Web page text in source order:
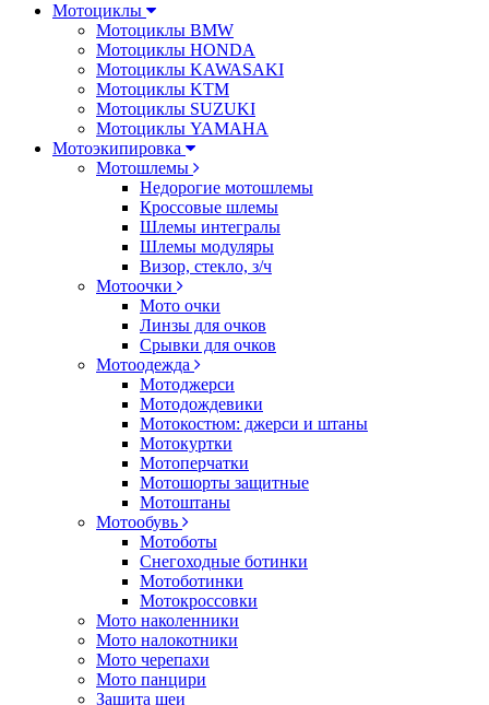
Мотоциклы
Мотоциклы BMW
Мотоциклы HONDA
Мотоциклы KAWASAKI
Мотоциклы KTM
Мотоциклы SUZUKI
Мотоциклы YAMAHA
Мотоэкипировка
Мотошлемы
Недорогие мотошлемы
Кроссовые шлемы
Шлемы интегралы
Шлемы модуляры
Визор, стекло, з/ч
Мотоочки
Мото очки
Линзы для очков
Срывки для очков
Мотоодежда
Мотоджерси
Мотодождевики
Мотокостюм: джерси и штаны
Мотокуртки
Мотоперчатки
Мотошорты защитные
Мотоштаны
Мотообувь
Мотоботы
Снегоходные ботинки
Мотоботинки
Мотокроссовки
Мото наколенники
Мото налокотники
Мото черепахи
Мото панцири
Защита шеи